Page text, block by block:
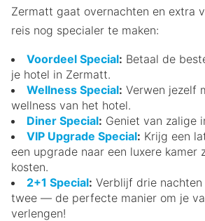
Zermatt gaat overnachten en extra
reis nog specialer te maken:
Voordeel Special: Betaal de
je hotel in Zermatt.
Wellness Special: Verwen jezelf
wellness van het hotel.
Diner Special: Geniet van zalige
VIP Upgrade Special: Krijg een
een upgrade naar een luxere kamer
kosten.
2+1 Special: Verblijf drie
twee — de perfecte manier om je
verlengen!